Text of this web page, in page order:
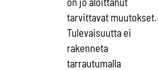
tarvittavat muutokset.
Tulevaisuutta ei
rakenneta
tarrautumalla